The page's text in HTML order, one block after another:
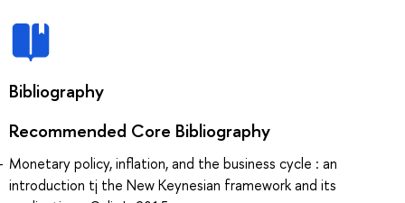
Bibliography
Recommended Core Bibliography
Monetary policy, inflation, and the business cycle : an
introduction tj the New Keynesian framework and its